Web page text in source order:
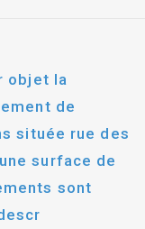
objet la
de
située rue des
surface de
sont